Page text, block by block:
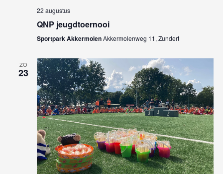
22 augustus
QNP jeugdtoernooi
Sportpark AkkermolenAkkermolenweg 11, Zundert
ZO
23